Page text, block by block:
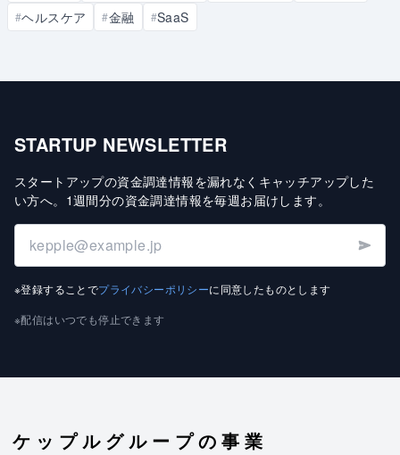
#ヘルスケア #金融 #SaaS
STARTUP NEWSLETTER
スタートアップの資金調達情報を漏れなくキャッチアップした
い方へ。 1週間分の資金調達情報を毎週お届けします。
※登録することでプライバシーポリシーに同意したものとします
※配信はいつでも停止できます
ケップルグループの事業